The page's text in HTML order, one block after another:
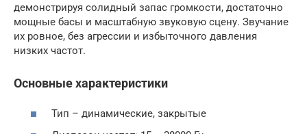
демонстрируя солидный запас громкости, достаточно
мощные басы и масштабную звуковую сцену. Звучание
их ровное, без агрессии и избыточного давления
низких частот.
Основные характеристики
Тип – динамические, закрытые